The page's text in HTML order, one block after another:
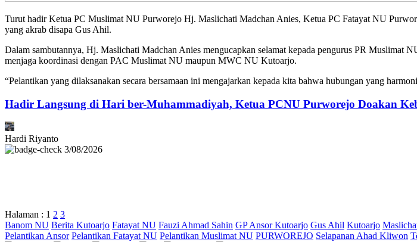
Turut hadir Ketua PC Muslimat NU Purworejo Hj. Maslichati Madchan Anies, Ketua PC Fatayat NU
yang akrab disapa Gus Ahil.
Dalam sambutannya, Hj. Maslichati Madchan Anies mengucapkan selamat kepada pengurus PR Muslimat
menjaga koordinasi dengan PAC Muslimat NU maupun MWC NU Kutoarjo.
“Pelantikan yang dilaksanakan secara bersamaan ini mengajarkan kepada kita bahwa hubungan yang
Hadir Langsung di Hari ber-Muhammadiyah, Ketua PCNU Purworejo Doakan
Hardi Riyanto
3/08/2026
Halaman : 1 2 3
Banom NU Berita Kutoarjo Fatayat NU Fauzi Ahmad Sahin GP Ansor Kutoarjo Gus Ahil Kutoarjo
Pelantikan Ansor Pelantikan Fatayat NU Pelantikan Muslimat NU PURWOREJO Selapanan Ahad Kliwon